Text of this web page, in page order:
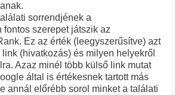
sorrendjének a
fontos szerepet játszik az
Ez az érték (leegyszerűsítve) azt
(hivatkozás) és milyen helyekről
Azaz minél több külső link mutat
által is értékesnek tartott más
annál előrébb sorol minket a találati